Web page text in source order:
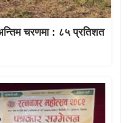
चरणमा : ८५ प्रतिशत